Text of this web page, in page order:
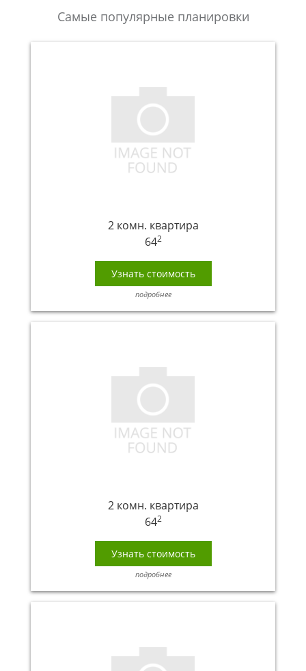
Самые популярные планировки
2 комн. квартира
642
Узнать стоимость
подробнее
2 комн. квартира
642
Узнать стоимость
подробнее